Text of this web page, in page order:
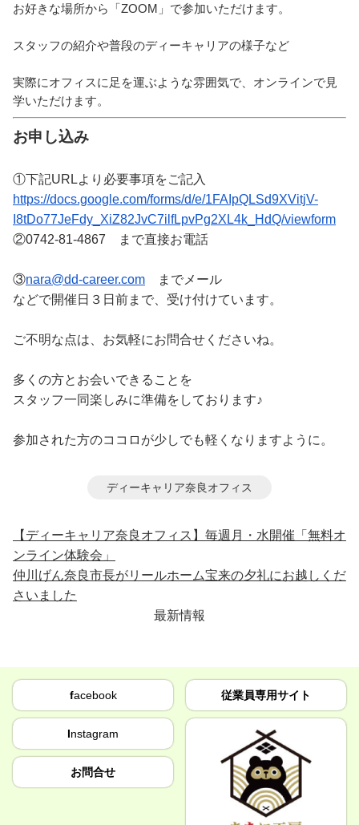
お好きな場所から「 ZOOM 」で参加いただけます。
スタッフの紹介や普段のディーキャリアの様子など
実際にオフィスに足を運ぶような雰囲気で、オンラインで見
学いただけます。
お申し込み
①下記URLより必要事項をご記入
https://docs.google.com/forms/d/e/1FAIpQLSd9XVitjV-
I8tDo77JeFdy_ XiZ82JvC7ilfLpvPg2XL4k_HdQ/viewform
②0742-81-4867 まで直接お電話
③nara@dd-career.com までメール
などで開催日３日前まで、受け付けています。
ご不明な点は、お気軽にお問合せくださいね。
多くの方とお会いできることを
スタッフ一同楽しみに準備をしております♪
参加された方のココロが少しでも軽くなりますように。
ディーキャリア奈良オフィス
【ディーキャリア奈良オフィス】毎週月・水開催「無料オ
ンライン体験会」
仲川げん奈良市長がリールホーム宝来の夕礼にお越しくだ
さいました
最新情報
facebook
Instagram
お問合せ
従業員専用サイト